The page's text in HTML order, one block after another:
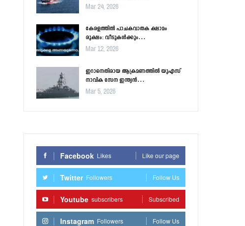
Mar 24, 2026
കേരളത്തിൽ പാചകവാതക ക്ഷാമം
രൂക്ഷം: വീടുകൾക്കും…
Mar 12, 2026
ഇറാനെതിരായ ആക്രമണത്തിൽ യുഎസ്
നാവിക സേന ഇന്ത്യൻ…
Mar 5, 2026
Facebook Likes Like our page
Twitter Followers Follow Us
Youtube subscribers Subscribed
Instagram Followers Follow Us